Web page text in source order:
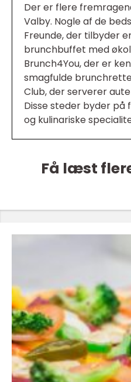
Der er flere
Valby. Nogle af de
Freunde, der tilbyder
brunchbuffet med
Brunch4You, der er
smagfulde
Club, der serverer
Disse steder byder på
og kulinariske
Få læst